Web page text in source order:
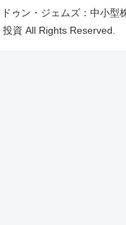
ゥン・ジェムズ：中小型
投資 All Rights Reserved.